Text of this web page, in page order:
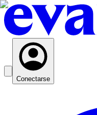
Conectarse